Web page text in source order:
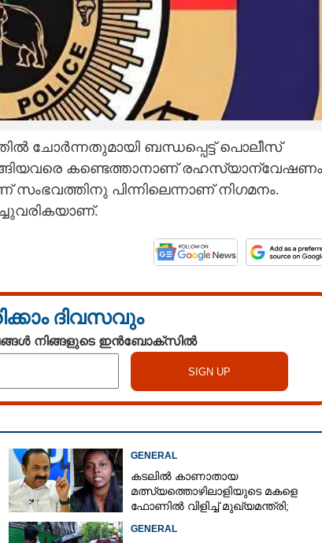
ചോർന്നതുമായി ബന്ധപ്പെട്ട് പൊലീസ്
കണ്ടെത്താനാണ്
സംഭവത്തിനു പിന്നിലെന്നാണ് നിഗമനം.
ദിവസവും
നിങ്ങളുടെ ഇൻബോക്സിൽ
GENERAL
കടലിൽ കാണാതായ
മത്സ്യത്തൊഴിലാളിയുടെ മകളെ
ഫോണിൽ വിളിച്ച് മുഖ്യമന്ത്രി;
GENERAL